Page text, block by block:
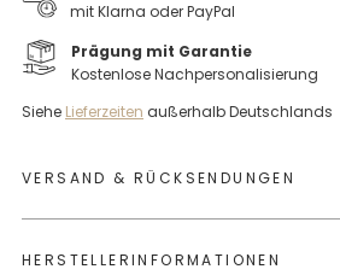
mit Klarna oder PayPal
Prägung mit Garantie
Kostenlose Nachpersonalisierung
Siehe Lieferzeiten außerhalb Deutschlands
VERSAND & RÜCKSENDUNGEN
HERSTELLERINFORMATIONEN